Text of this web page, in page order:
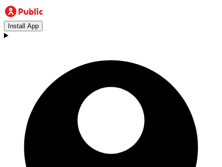
Install App